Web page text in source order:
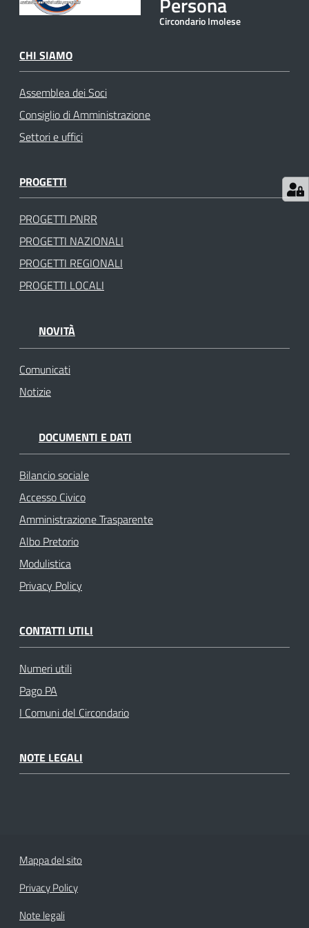
gli
Circondario Imolese
CHI SIAMO
Assemblea dei Soci
Consiglio di Amministrazione
Settori e uffici
PROGETTI
PROGETTI PNRR
PROGETTI NAZIONALI
PROGETTI REGIONALI
PROGETTI LOCALI
NOVITÀ
Comunicati
Notizie
DOCUMENTI E DATI
Bilancio sociale
Accesso Civico
Amministrazione Trasparente
Albo Pretorio
Modulistica
Privacy Policy
CONTATTI UTILI
Numeri utili
Pago PA
I Comuni del Circondario
NOTE LEGALI
Mappa del sito
Privacy Policy
Note legali